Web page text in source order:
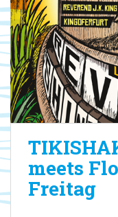
meets
Freitag